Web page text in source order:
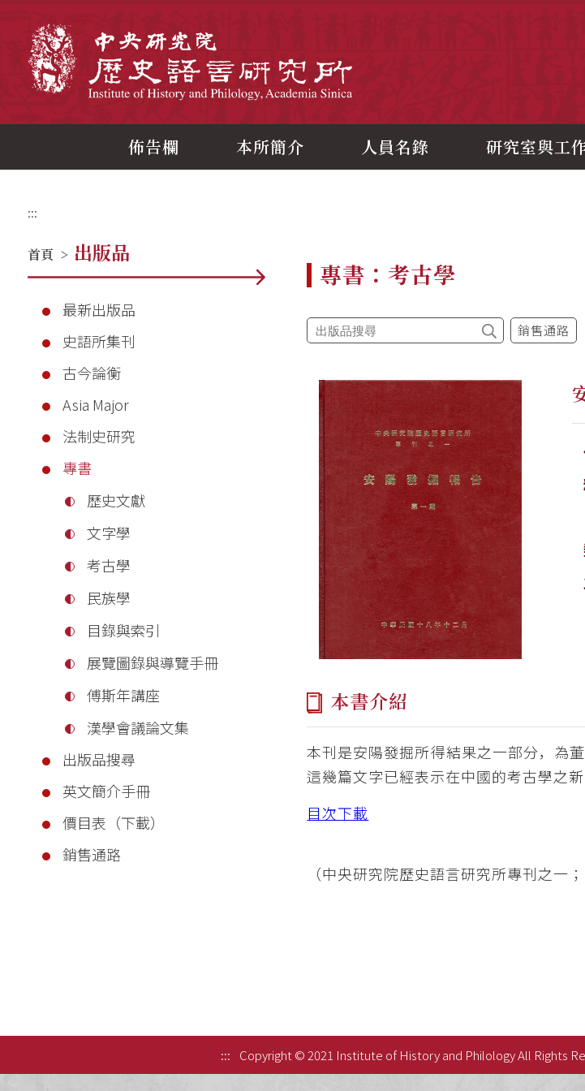
佈告欄 本所簡介 人員名錄 研究室與工
:::
首頁 > 出版品
最新出版品
史語所集刊
古今論衡
Asia Major
法制史研究
專書
歷史文獻
文字學
考古學
民族學
目錄與索引
展覽圖錄與導覽手冊
傅斯年講座
漢學會議論文集
出版品搜尋
英文簡介手冊
價目表（下載）
銷售通路
專書：考古學
銷售通路
本書介紹
本刊是安陽發掘所得結果之一部分，為
這幾篇文字已經表示在中國的考古學之新
目次下載
（中央研究院歷史語言研究所專刊之一
::: Copyright © 2021 Institute of History and Philology All Rights